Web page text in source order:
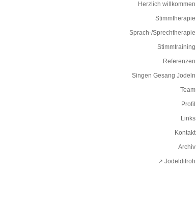
Herzlich willkommen
Stimmtherapie
Sprach-/Sprechtherapie
Stimmtraining
Referenzen
Singen Gesang Jodeln
Team
Profil
Links
Kontakt
Archiv
↗ Jodeldifroh︎